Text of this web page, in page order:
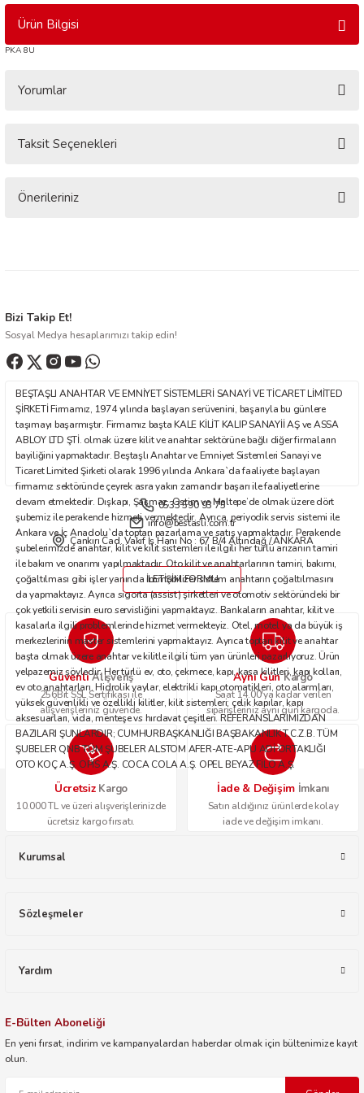
Ürün Bilgisi
PKA 8U
Yorumlar
Bu ürüne ilk yorumu siz yapın!
Taksit Seçenekleri
Önerileriniz
Ürün resmi kalitesiz, bozuk veya görüntülenemiyor.
Ürün açıklamasında eksik bilgiler bulunuyor.
Ürün bilgilerinde hatalar bulunuyor.
Bu ürüne benzer farklı alternatifler olmalı.
Gönder
Bizi Takip Et!
Sosyal Medya hesaplarımızı takip edin!
BEŞTAŞLI ANAHTAR VE EMNİYET SİSTEMLERİ SANAYİ VE TİCARET LİMİTED
ŞİRKETİ Firmamız, 1974 yılında başlayan serüvenini, başarıyla bu günlere
taşımayı başarmıştır. Firmamız başta KALE KİLİT KALIP SANAYİİ AŞ ve ASSA
ABLOY LTD ŞTİ. olmak üzere kilit ve anahtar sektörüne bağlı diğer firmaların
bayiliğini yapmaktadır. Beştaşlı Anahtar ve Emniyet Sistemleri Sanayi ve
Ticaret Limited Şirketi olarak 1996 yılında Ankara`da faaliyete başlayan
firmamız sektöründe çeyrek asra yakın zamandır başarı ile faaliyetlerine
devam etmektedir. Dışkapı, Şaşmaz, Ostim ve Maltepe’de olmak üzere dört
şubemiz ile perakende hizmeti vermektedir. Ayrıca, periyodik servis sistemi ile
Ankara ve İç Anadolu`da toptan pazarlama ve satış yapmaktadır. Perakende
şubelerimizde anahtar, kilit ve kilit sistemleri ile ilgili her türlü arızanın tamiri
ile bakım ve onarımı yapılmaktadır. Oto kilit ve anahtarlarının tamiri, bakımı,
çoğaltılması gibi işler yanında immobilizer sistem anahtarın çoğaltılmasını
da yapmaktayız. Ayrıca sigorta (assist) şirketleri ve otomotiv sektöründeki bir
çok yetkili servisin euro servisliğini yapmaktayız. Bankaların anahtar, kilit ve
kasalarla ilgili problemlerinde hizmet vermekteyiz. Otel, motel ya da büyük iş
merkezlerinin master sistemlerini yapmaktayız. Ayrıca toptan kilit ve anahtar
başta olmak üzere anahtar ve kilitle ilgili tüm yan ürünleri pazarlıyoruz. Ürün
yelpazemiz şöyledir: Her türlü ev, oto, çekmece, kapı, kasa kilitleri, kapı kolları,
ev oto anahtarları. Hidrolik yaylar, elektrikli kapı otomatikleri, oto alarmları,
yüksek güvenlikli ve özellikli kilitler, kilit sistemleri; çelik kapılar, kapı
aksesuarları, vida, menteşe vs hırdavat çeşitleri. REFERANSLARIMIZDAN
BAZILARI ŞUNLARDIR; CUMHURBAŞKANLIĞI BAŞBAKANLIK T.C.Z.B. TÜM
ŞUBELER QNB TÜM ŞUBELER ALSTOM AFER-ATE-APU ADİ ORTAKLIĞI
OTO KOÇ A.Ş. OPİS A.Ş. COCA COLA A.Ş. OPEL BEYAZ FİLO A.Ş.
0533 590 93 75
info@bestasli.com.tr
Çankırı Cad. Vakıf İş Hanı No : 67 B/4 Altındağ / ANKARA
İLETİŞİM FORMU
GüvenliAlışveriş
256Bit SSL Sertifikası ile
alışverişleriniz güvende.
Aynı GünKargo
Saat 14.00'ya kadar verilen
siparişleriniz aynı gün kargoda.
Ücretsiz Kargo
10.000 TL ve üzeri alışverişlerinizde
ücretsiz kargo fırsatı.
İade & Değişim İmkanı
Satın aldığınız ürünlerde kolay
iade ve değişim imkanı.
Kurumsal
Sözleşmeler
Yardım
E-Bülten Aboneliği
En yeni fırsat, indirim ve kampanyalardan haberdar olmak için bültenimize kayıt
olun.